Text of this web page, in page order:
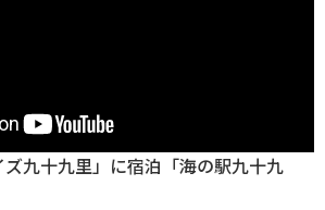
九十九里」に宿泊「海の駅九十九